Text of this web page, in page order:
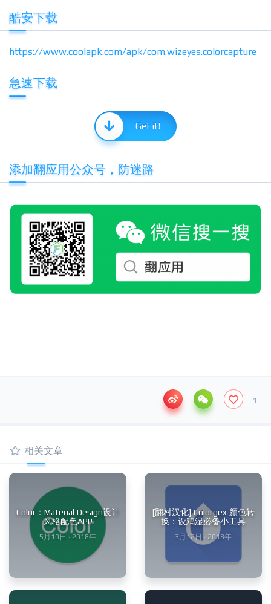
酷安下载
https://www.coolapk.com/apk/com.wizeyes.colorcapture
急速下载
Get it!
添加翻应用公众号，防迷路
1
相关文章
Color：Material Design设计
风格配色APP
5月10日 · 2018年
[翻村汉化] Colorgex 颜色转
换：设鸡湿必备小工具
3月12日 · 2018年